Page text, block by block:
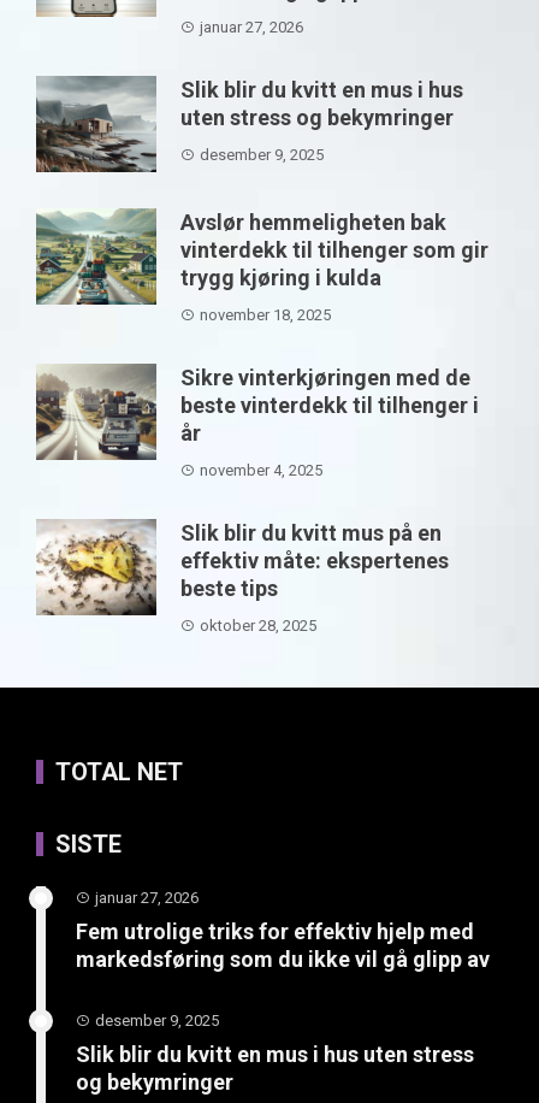
januar 27, 2026
Slik blir du kvitt en mus i hus
uten stress og bekymringer
desember 9, 2025
Avslør hemmeligheten bak
vinterdekk til tilhenger som gir
trygg kjøring i kulda
november 18, 2025
Sikre vinterkjøringen med de
beste vinterdekk til tilhenger i
år
november 4, 2025
Slik blir du kvitt mus på en
effektiv måte: ekspertenes
beste tips
oktober 28, 2025
TOTAL NET
SISTE
januar 27, 2026
Fem utrolige triks for effektiv hjelp med
markedsføring som du ikke vil gå glipp av
desember 9, 2025
Slik blir du kvitt en mus i hus uten stress
og bekymringer